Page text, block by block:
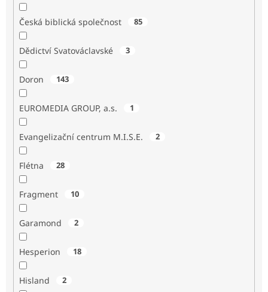
Česká biblická společnost 85
Dědictví Svatováclavské 3
Doron 143
EUROMEDIA GROUP, a.s. 1
Evangelizační centrum M.I.S.E. 2
Flétna 28
Fragment 10
Garamond 2
Hesperion 18
Hisland 2